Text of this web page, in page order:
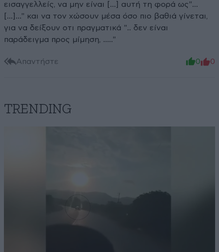
εισαγγελλείς, να μην είναι [...] αυτή τη φορά ως"...
[...]..." και να τον χώσουν μέσα όσο πιο βαθιά γίνεται,
για να δείξουν οτι πραγματικά ".. δεν είναι
παράδειγμα προς μίμηση, ....."
Απαντήστε 0 0
TRENDING